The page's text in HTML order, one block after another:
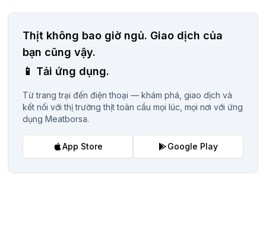
Thịt không bao giờ ngủ. Giao dịch của
bạn cũng vậy.
📱 Tải ứng dụng.
Từ trang trại đến điện thoại — khám phá, giao dịch và
kết nối với thị trường thịt toàn cầu mọi lúc, mọi nơi với ứng
dụng Meatborsa.
App Store Google Play